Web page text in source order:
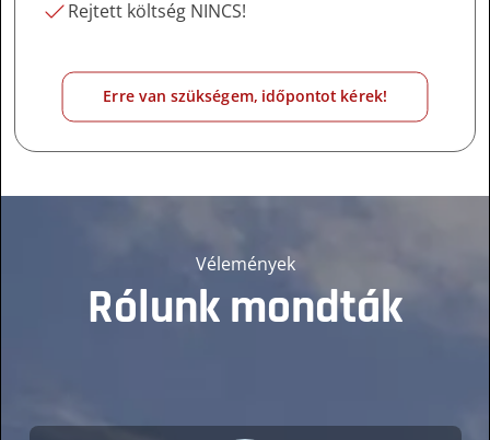
Rejtett költség NINCS!
Erre van szükségem, időpontot kérek!
Vélemények
Rólunk mondták